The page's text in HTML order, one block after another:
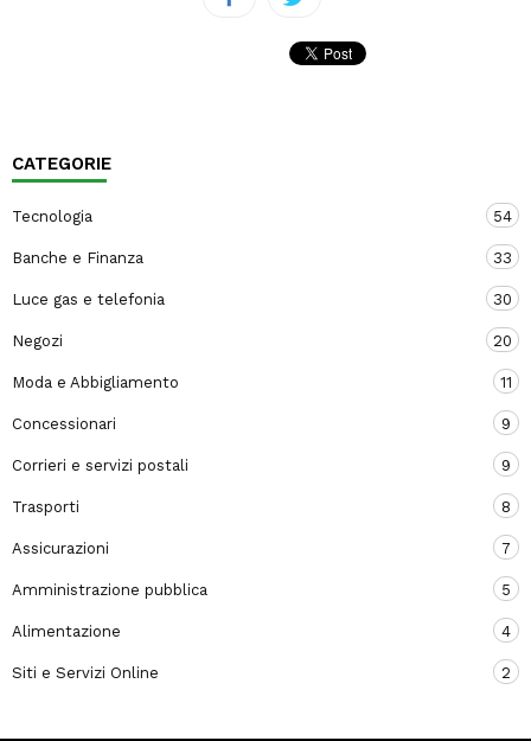
CATEGORIE
Tecnologia 54
Banche e Finanza 33
Luce gas e telefonia 30
Negozi 20
Moda e Abbigliamento 11
Concessionari 9
Corrieri e servizi postali 9
Trasporti 8
Assicurazioni 7
Amministrazione pubblica 5
Alimentazione 4
Siti e Servizi Online 2